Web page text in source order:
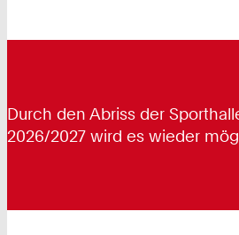
Durch den Abriss der
2026/2027 wird es wieder